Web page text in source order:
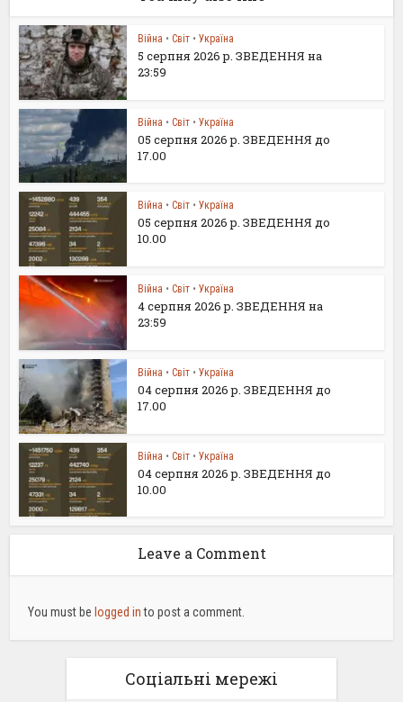
Війна • Світ • Україна
5 серпня 2026 р. ЗВЕДЕННЯ на
23:59
Війна • Світ • Україна
05 серпня 2026 р. ЗВЕДЕННЯ до
17.00
Війна • Світ • Україна
05 серпня 2026 р. ЗВЕДЕННЯ до
10.00
Війна • Світ • Україна
4 серпня 2026 р. ЗВЕДЕННЯ на
23:59
Війна • Світ • Україна
04 серпня 2026 р. ЗВЕДЕННЯ до
17.00
Війна • Світ • Україна
04 серпня 2026 р. ЗВЕДЕННЯ до
10.00
Leave a Comment
You must be logged into post a comment.
Соціальні мережі